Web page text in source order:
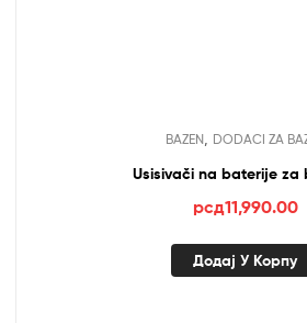
BAZEN, DODACI ZA
Usisivači na baterije za
рсд11,990.00
Додај У Корпу